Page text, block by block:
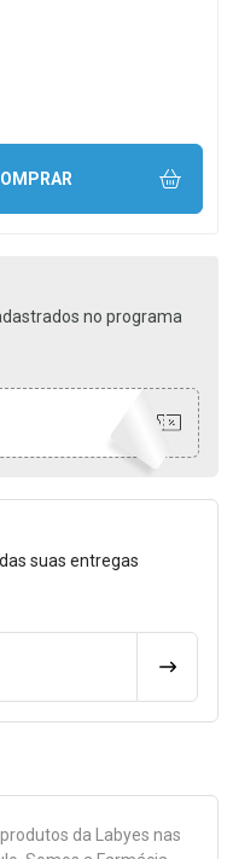
UMA UNIDADE
no programa
Frete
suas entregas
da Labyes nas